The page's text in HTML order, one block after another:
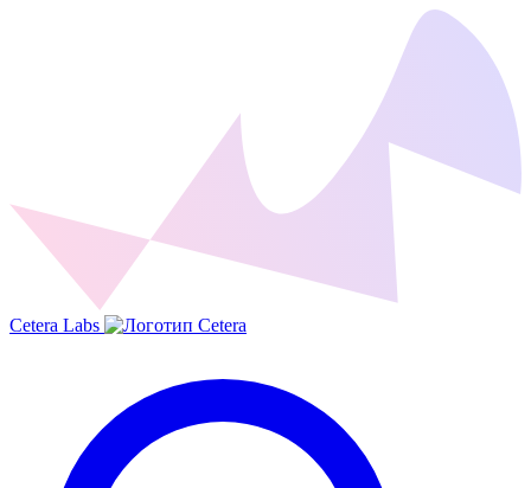
Cetera Labs